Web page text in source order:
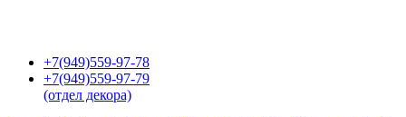
+7(949)559-97-78
+7(949)559-97-79
(отдел декора)